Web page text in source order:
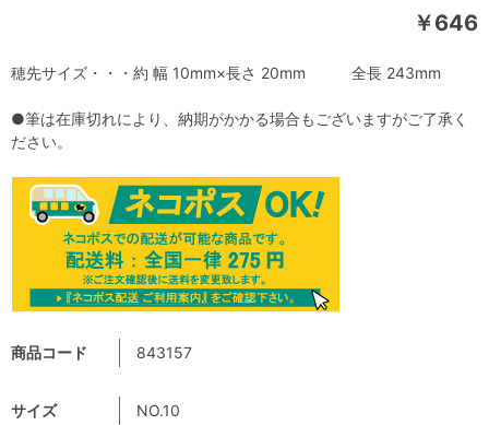
￥646
商品コード 843157
サイズ NO.10
穂先サイズ・・・約 幅 10mm×長さ 20mm 全長 243mm
●筆は在庫切れにより、納期がかかる場合もございますがご了承く
ださい。